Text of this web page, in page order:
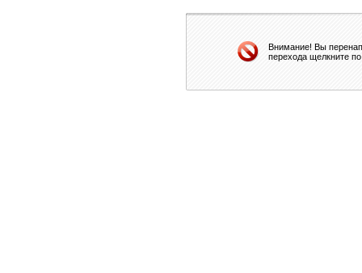
Внимание! Вы
перехода щелкните